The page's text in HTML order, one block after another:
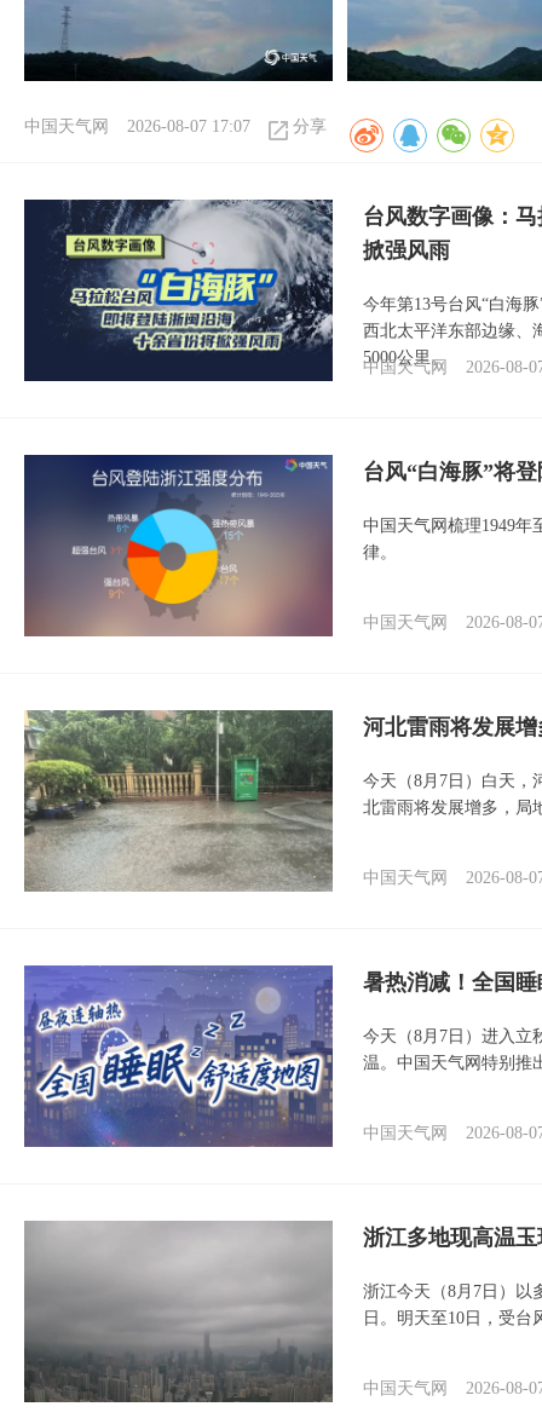
中国天气网 2026-08-07 17:07 分享
台风数字画像：
掀强风雨
今年第13号台风“白海
西北太平洋东部边缘、
5000公里。
中国天气网 2026-08-
台风“白海豚”将
中国天气网梳理1949年
律。
中国天气网 2026-08-
河北雷雨将发展
今天（8月7日）白天，
北雷雨将发展增多，局
中国天气网 2026-08-
暑热消减！全国
今天（8月7日）进入立
温。中国天气网特别推
中国天气网 2026-08-
浙江多地现高温
浙江今天（8月7日）以
日。明天至10日，受台
中国天气网 2026-08-